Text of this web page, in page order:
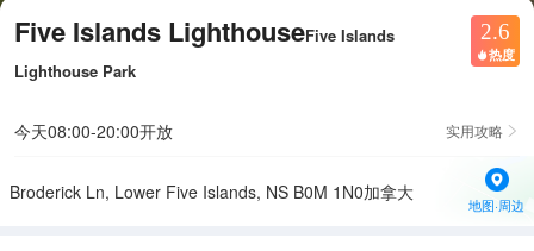
Five Islands LighthouseFive Islands
Lighthouse Park
2.6
 热度
今天08:00-20:00开放 实用攻略 
Broderick Ln, Lower Five Islands, NS B0M 1N0加拿大
地图·周边